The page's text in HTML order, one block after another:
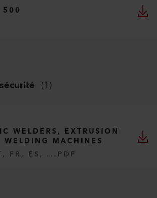
500
(1)
WELDERS, EXTRUSION
WELDING MACHINES
FR, ES, ... PDF